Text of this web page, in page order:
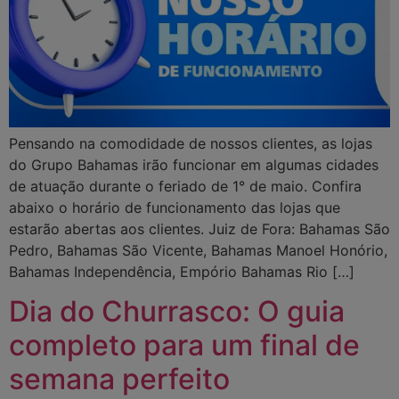
Pensando na comodidade de nossos clientes, as lojas
do Grupo Bahamas irão funcionar em algumas cidades
de atuação durante o feriado de 1° de maio. Confira
abaixo o horário de funcionamento das lojas que
estarão abertas aos clientes. Juiz de Fora: Bahamas São
Pedro, Bahamas São Vicente, Bahamas Manoel Honório,
Bahamas Independência, Empório Bahamas Rio […]
Dia do Churrasco: O guia
completo para um final de
semana perfeito